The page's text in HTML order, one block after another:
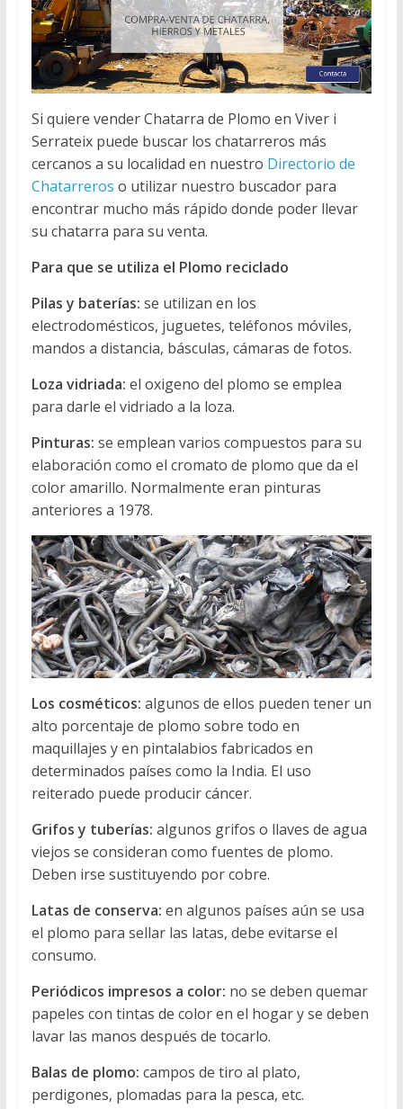
Si quiere vender Chatarra de Plomo en Viver i
Serrateix puede buscar los chatarreros más
cercanos a su localidad en nuestro Directorio de
Chatarreros o utilizar nuestro buscador para
encontrar mucho más rápido donde poder llevar
su chatarra para su venta.
Para que se utiliza el Plomo reciclado
Pilas y baterías: se utilizan en los
electrodomésticos, juguetes, teléfonos móviles,
mandos a distancia, básculas, cámaras de fotos.
Loza vidriada: el oxigeno del plomo se emplea
para darle el vidriado a la loza.
Pinturas: se emplean varios compuestos para su
elaboración como el cromato de plomo que da el
color amarillo. Normalmente eran pinturas
anteriores a 1978.
Los cosméticos: algunos de ellos pueden tener un
alto porcentaje de plomo sobre todo en
maquillajes y en pintalabios fabricados en
determinados países como la India. El uso
reiterado puede producir cáncer.
Grifos y tuberías: algunos grifos o llaves de agua
viejos se consideran como fuentes de plomo.
Deben irse sustituyendo por cobre.
Latas de conserva: en algunos países aún se usa
el plomo para sellar las latas, debe evitarse el
consumo.
Periódicos impresos a color: no se deben quemar
papeles con tintas de color en el hogar y se deben
lavar las manos después de tocarlo.
Balas de plomo: campos de tiro al plato,
perdigones, plomadas para la pesca, etc.